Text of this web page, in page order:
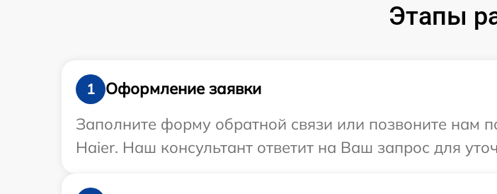
Этапы
1
Оформление заявки
Заполните форму обратной связи или позвоните нам
Haier. Наш консультант ответит на Ваш запрос для